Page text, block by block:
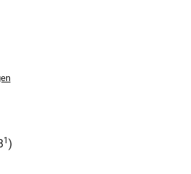
1 )